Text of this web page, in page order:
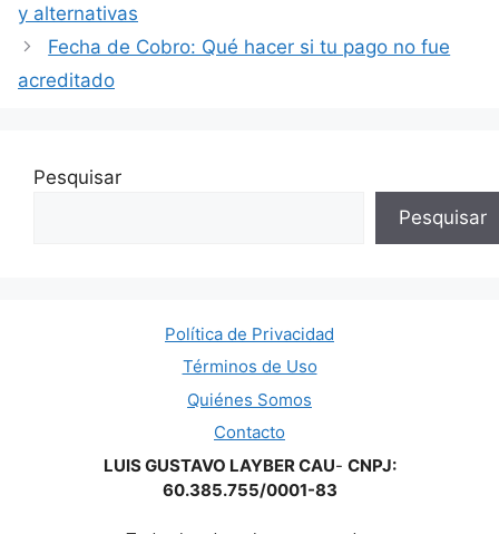
y alternativas
Fecha de Cobro: Qué hacer si tu pago no fue
acreditado
Pesquisar
Pesquisar
Política de Privacidad
Términos de Uso
Quiénes Somos
Contacto
LUIS GUSTAVO LAYBER CAU- CNPJ:
60.385.755/0001-83